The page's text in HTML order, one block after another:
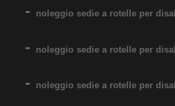
55 cm, per
minimo 7 giorni a
tutta Italia:
noleggio sedie a rotelle per
noleggio sedie a rotelle per
noleggio sedie a rotelle per